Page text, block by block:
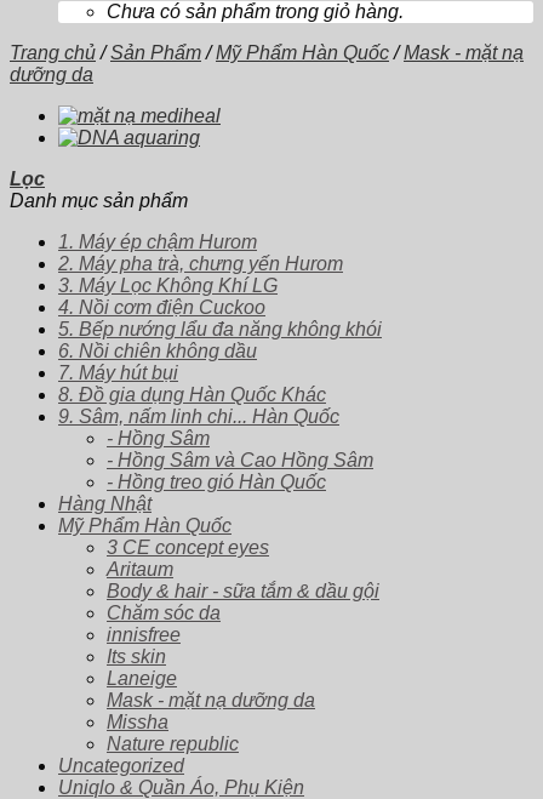
Chưa có sản phẩm trong giỏ hàng.
Trang chủ / Sản Phẩm / Mỹ Phẩm Hàn Quốc / Mask - mặt nạ
dưỡng da
Lọc
Danh mục sản phẩm
1. Máy ép chậm Hurom
2. Máy pha trà, chưng yến Hurom
3. Máy Lọc Không Khí LG
4. Nồi cơm điện Cuckoo
5. Bếp nướng lẩu đa năng không khói
6. Nồi chiên không dầu
7. Máy hút bụi
8. Đồ gia dụng Hàn Quốc Khác
9. Sâm, nấm linh chi... Hàn Quốc
- Hồng Sâm
- Hồng Sâm và Cao Hồng Sâm
- Hồng treo gió Hàn Quốc
Hàng Nhật
Mỹ Phẩm Hàn Quốc
3 CE concept eyes
Aritaum
Body & hair - sữa tắm & dầu gội
Chăm sóc da
innisfree
Its skin
Laneige
Mask - mặt nạ dưỡng da
Missha
Nature republic
Uncategorized
Uniqlo & Quần Áo, Phụ Kiện